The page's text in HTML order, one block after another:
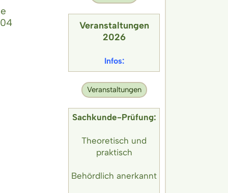
Veranstaltungen
2026
Infos:
Veranstaltungen
Sachkunde-Prüfung:
Theoretisch und
praktisch
Behördlich anerkannt